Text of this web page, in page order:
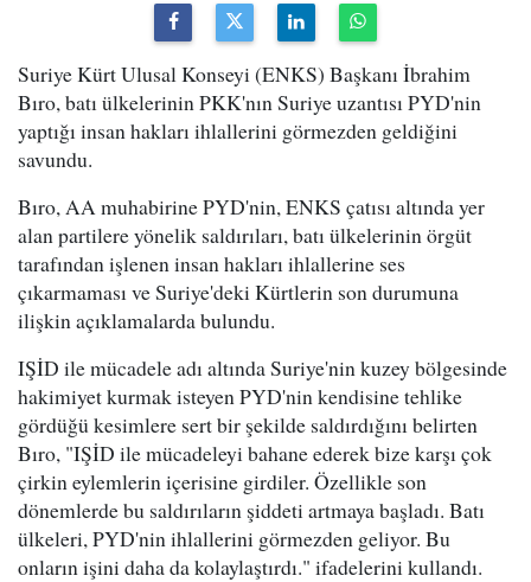
Suriye Kürt Ulusal Konseyi (ENKS) Başkanı İbrahim
Bıro, batı ülkelerinin PKK'nın Suriye uzantısı PYD'nin
yaptığı insan hakları ihlallerini görmezden geldiğini
savundu.
Bıro, AA muhabirine PYD'nin, ENKS çatısı altında yer
alan partilere yönelik saldırıları, batı ülkelerinin örgüt
tarafından işlenen insan hakları ihlallerine ses
çıkarmaması ve Suriye'deki Kürtlerin son durumuna
ilişkin açıklamalarda bulundu.
IŞİD ile mücadele adı altında Suriye'nin kuzey bölgesinde
hakimiyet kurmak isteyen PYD'nin kendisine tehlike
gördüğü kesimlere sert bir şekilde saldırdığını belirten
Bıro, "IŞİD ile mücadeleyi bahane ederek bize karşı çok
çirkin eylemlerin içerisine girdiler. Özellikle son
dönemlerde bu saldırıların şiddeti artmaya başladı. Batı
ülkeleri, PYD'nin ihlallerini görmezden geliyor. Bu
onların işini daha da kolaylaştırdı." ifadelerini kullandı.